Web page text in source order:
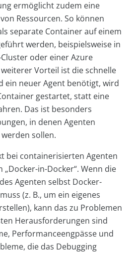
ermöglicht zudem eine
Ressourcen. So können
separate Container auf einem
werden, beispielsweise in
oder einer Azure
Vorteil ist die schnelle
ein neuer Agent benötigt, wird
gestartet, statt eine
Das ist besonders
in denen Agenten
sollen.
bei containerisierten Agenten
„Docker-in-Docker“. Wenn die
Agenten selbst Docker-
(z. B., um ein eigenes
kann das zu Problemen
Herausforderungen sind
Performanceengpässe und
die das Debugging